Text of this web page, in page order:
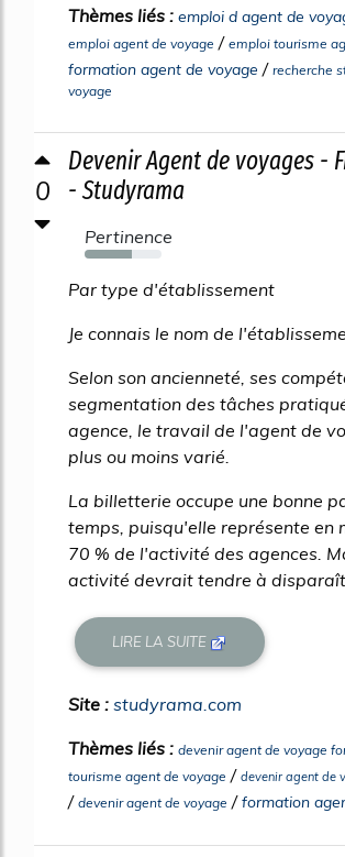
Thèmes liés : emploi d agent de
emploi agent de voyage / emploi tourisme
formation agent de voyage / recherche
voyage
0
Devenir Agent de voyages -
- Studyrama
Pertinence
61%
Par type d'établissement
Je connais le nom de
Selon son ancienneté, ses
segmentation des tâches
agence, le travail de l'agent de
plus ou moins varié.
La billetterie occupe une bonne
temps, puisqu'elle représente en
70 % de l'activité des agences.
activité devrait tendre à
LIRE LA SUITE
Site : studyrama.com
Thèmes liés : devenir agent de voyage
tourisme agent de voyage / devenir agent de
/ devenir agent de voyage /formation